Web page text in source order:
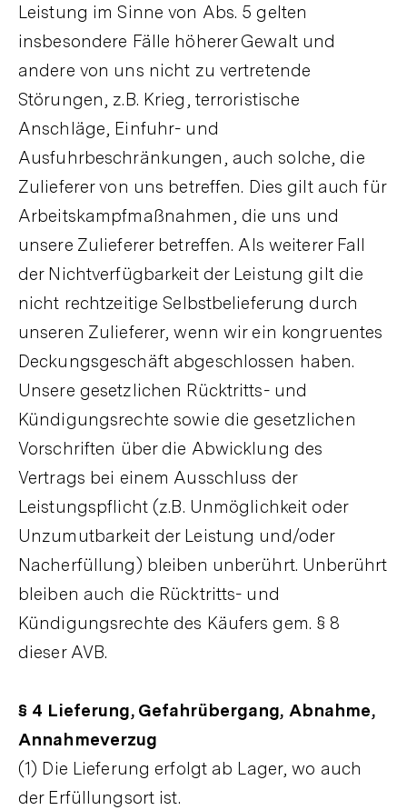
Leistung im Sinne von Abs. 5 gelten
insbesondere Fälle höherer Gewalt und
andere von uns nicht zu vertretende
Störungen, z.B. Krieg, terroristische
Anschläge, Einfuhr- und
Ausfuhrbeschränkungen, auch solche, die
Zulieferer von uns betreffen. Dies gilt auch für
Arbeitskampfmaßnahmen, die uns und
unsere Zulieferer betreffen. Als weiterer Fall
der Nichtverfügbarkeit der Leistung gilt die
nicht rechtzeitige Selbstbelieferung durch
unseren Zulieferer, wenn wir ein kongruentes
Deckungsgeschäft abgeschlossen haben.
Unsere gesetzlichen Rücktritts- und
Kündigungsrechte sowie die gesetzlichen
Vorschriften über die Abwicklung des
Vertrags bei einem Ausschluss der
Leistungspflicht (z.B. Unmöglichkeit oder
Unzumutbarkeit der Leistung und/oder
Nacherfüllung) bleiben unberührt. Unberührt
bleiben auch die Rücktritts- und
Kündigungsrechte des Käufers gem. § 8
dieser AVB.
§ 4 Lieferung, Gefahrübergang, Abnahme,
Annahmeverzug
(1) Die Lieferung erfolgt ab Lager, wo auch
der Erfüllungsort ist.